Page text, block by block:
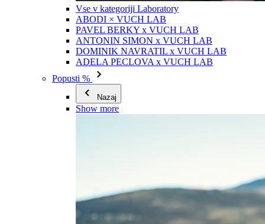
Vse v kategoriji Laboratory
ABODI × VUCH LAB
PAVEL BERKY x VUCH LAB
ANTONIN SIMON x VUCH LAB
DOMINIK NAVRATIL x VUCH LAB
ADELA PECLOVA x VUCH LAB
Popusti %
Nazaj
Show more